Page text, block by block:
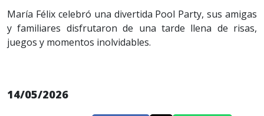
María Félix celebró una divertida Pool Party, sus amigas
y familiares disfrutaron de una tarde llena de risas,
juegos y momentos inolvidables.
14/05/2026